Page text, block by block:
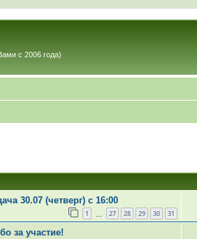
с 2006 года)
30.07 (четверг) с 16:00
1 27 28 29 30 31
за участие!